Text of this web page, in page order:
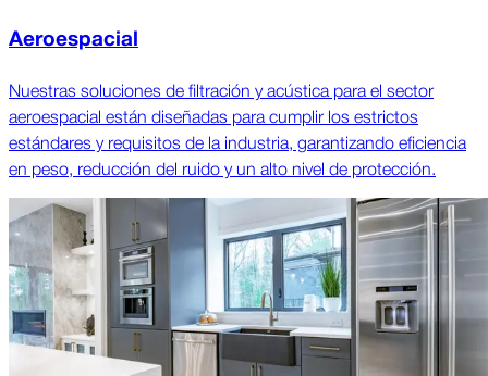
Aeroespacial
Nuestras soluciones de filtración y acústica para el sector
aeroespacial están diseñadas para cumplir los estrictos
estándares y requisitos de la industria, garantizando eficiencia
en peso, reducción del ruido y un alto nivel de protección.